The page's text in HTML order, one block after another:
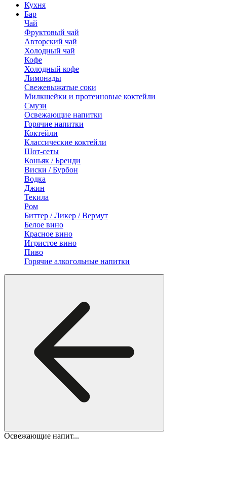
Кухня
Бар
Чай
Фруктовый чай
Авторский чай
Холодный чай
Кофе
Холодный кофе
Лимонады
Свежевыжатые соки
Милкшейки и протеиновые коктейли
Смузи
Освежающие напитки
Горячие напитки
Коктейли
Классические коктейли
Шот-сеты
Коньяк / Бренди
Виски / Бурбон
Водка
Джин
Текила
Ром
Биттер / Ликер / Вермут
Белое вино
Красное вино
Игристое вино
Пиво
Горячие алкогольные напитки
Освежающие напит...